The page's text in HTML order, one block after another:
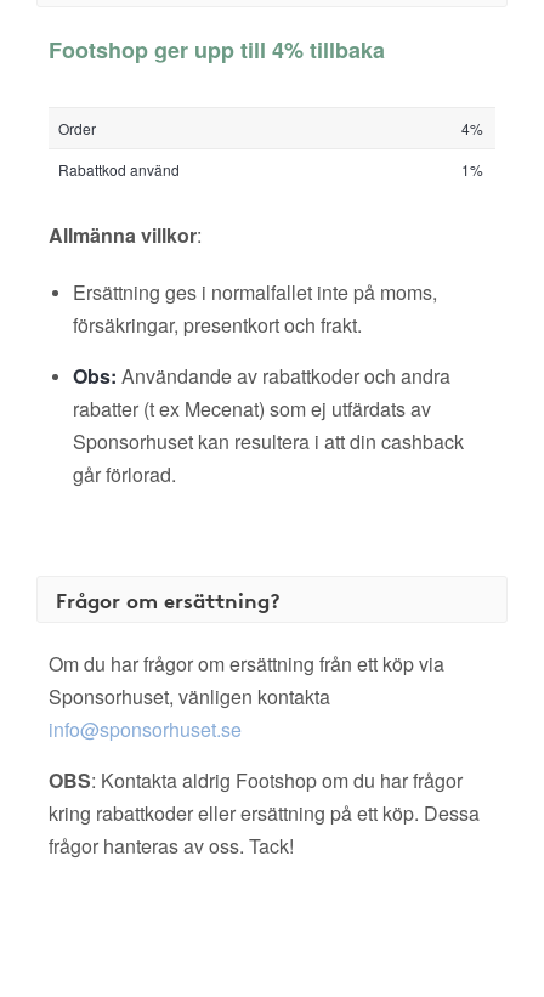
Footshop ger upp till 4% tillbaka
Order
4%
Rabattkod använd
1%
Allmänna villkor:
Ersättning ges i normalfallet inte på moms,
försäkringar, presentkort och frakt.
Obs: Användande av rabattkoder och andra
rabatter (t ex Mecenat) som ej utfärdats av
Sponsorhuset kan resultera i att din cashback
går förlorad.
Frågor om ersättning?
Om du har frågor om ersättning från ett köp via
Sponsorhuset, vänligen kontakta
info@sponsorhuset.se
OBS: Kontakta aldrig Footshop om du har frågor
kring rabattkoder eller ersättning på ett köp. Dessa
frågor hanteras av oss. Tack!